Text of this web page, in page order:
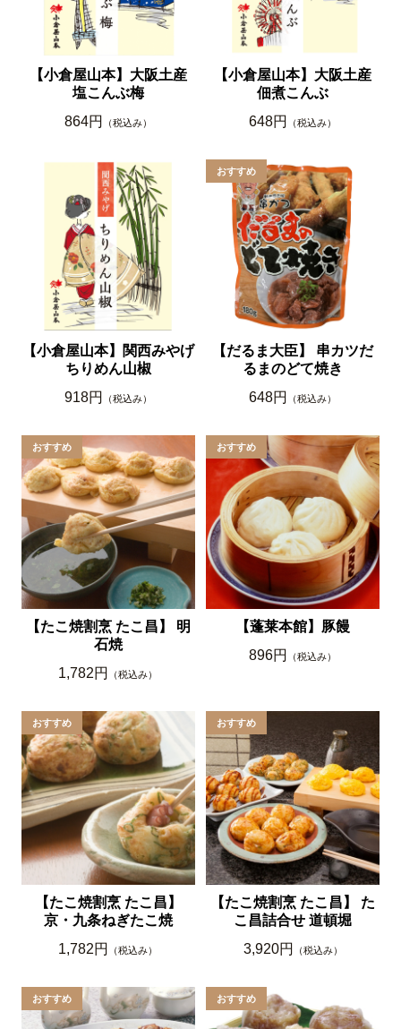
【小倉屋山本】大阪土産
塩こんぶ梅
864円
（税込み）
【小倉屋山本】大阪土産
佃煮こんぶ
648円
（税込み）
【小倉屋山本】関西みやげ
ちりめん山椒
918円
（税込み）
【だるま大臣】 串カツだ
るまのどて焼き
648円
（税込み）
【たこ焼割烹 たこ昌】 明
石焼
1,782円
（税込み）
【蓬莱本館】豚饅
896円
（税込み）
【たこ焼割烹 たこ昌】
京・九条ねぎたこ焼
1,782円
（税込み）
【たこ焼割烹 たこ昌】 た
こ昌詰合せ 道頓堀
3,920円
（税込み）